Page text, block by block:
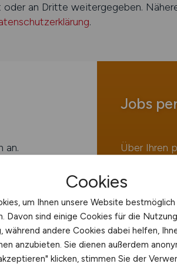
an Dritte weitergegeben.
.
an.
Jobs
Über Ihren
Der
Jobs.
Cookies
um Ihnen unsere Website
Davon sind einige Cookies für die
während andere Cookies dabei helfen,
anzubieten. Sie dienen außerdem
klicken, stimmen Sie der